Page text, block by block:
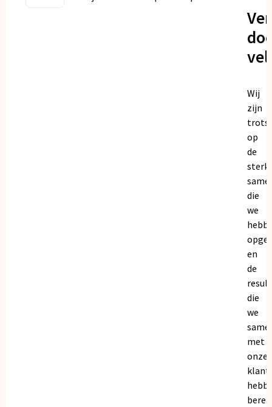
Wij
zijn
trots
op
de
die
we
en
de
die
we
met
onze